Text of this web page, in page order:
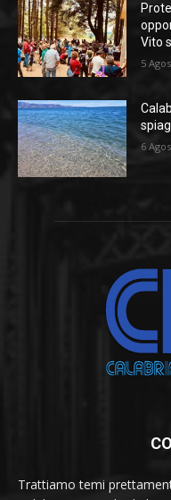
Vito
5
6
Trattiamo temi